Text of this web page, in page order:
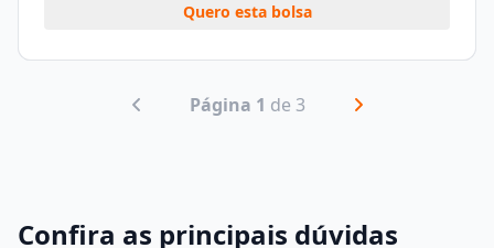
Quero esta bolsa
Página 1 de 3
Confira as principais dúvidas